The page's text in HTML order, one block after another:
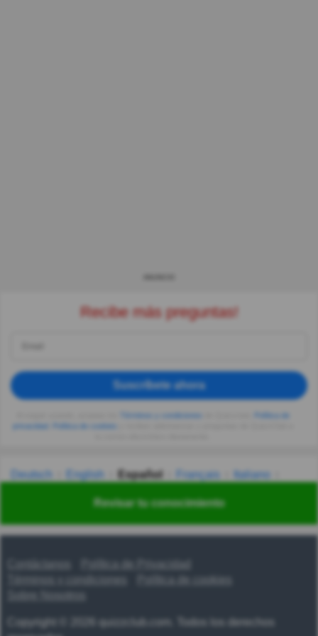
Revisar tu conocimiento
Recibe más preguntas!
Suscríbete ahora
privacidad
Deutsch English Español Français
Italiano
Українська हिन्दी 한국어 汉语
Contáctanos
Política de Privacidad
Términos y condiciones
Copyright © 2026 quizzclub.com. Todos los derechos